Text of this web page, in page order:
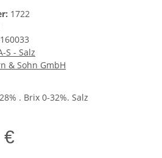
1722
S - Salz
& Sohn GmbH
. Brix 0-32%. Salz
€